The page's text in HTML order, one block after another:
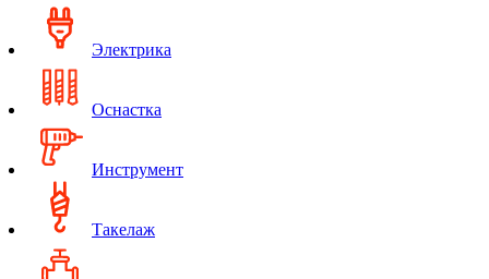
Электрика
Оснастка
Инструмент
Такелаж